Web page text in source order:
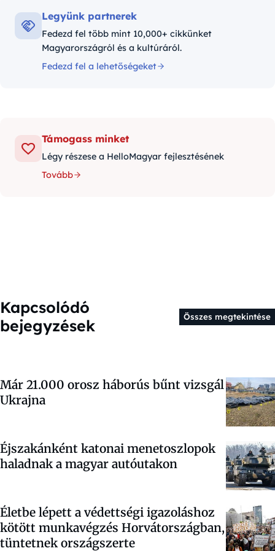
Legyünk partnerek
Fedezd fel több mint 10,000+ cikkünket
Magyarországról és a kultúráról.
Fedezd fel a lehetőségeket
Támogass minket
Légy részese a HelloMagyar fejlesztésének
Tovább
Kapcsolódó
bejegyzések
Összes megtekintése
Már 21.000 orosz háborús bűnt vizsgál
Ukrajna
Éjszakánként katonai menetoszlopok
haladnak a magyar autóutakon
Életbe lépett a védettségi igazoláshoz
kötött munkavégzés Horvátországban,
tüntetnek országszerte